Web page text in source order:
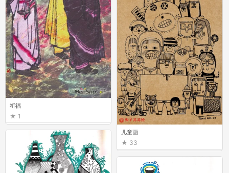
祈福
1
儿童画
33